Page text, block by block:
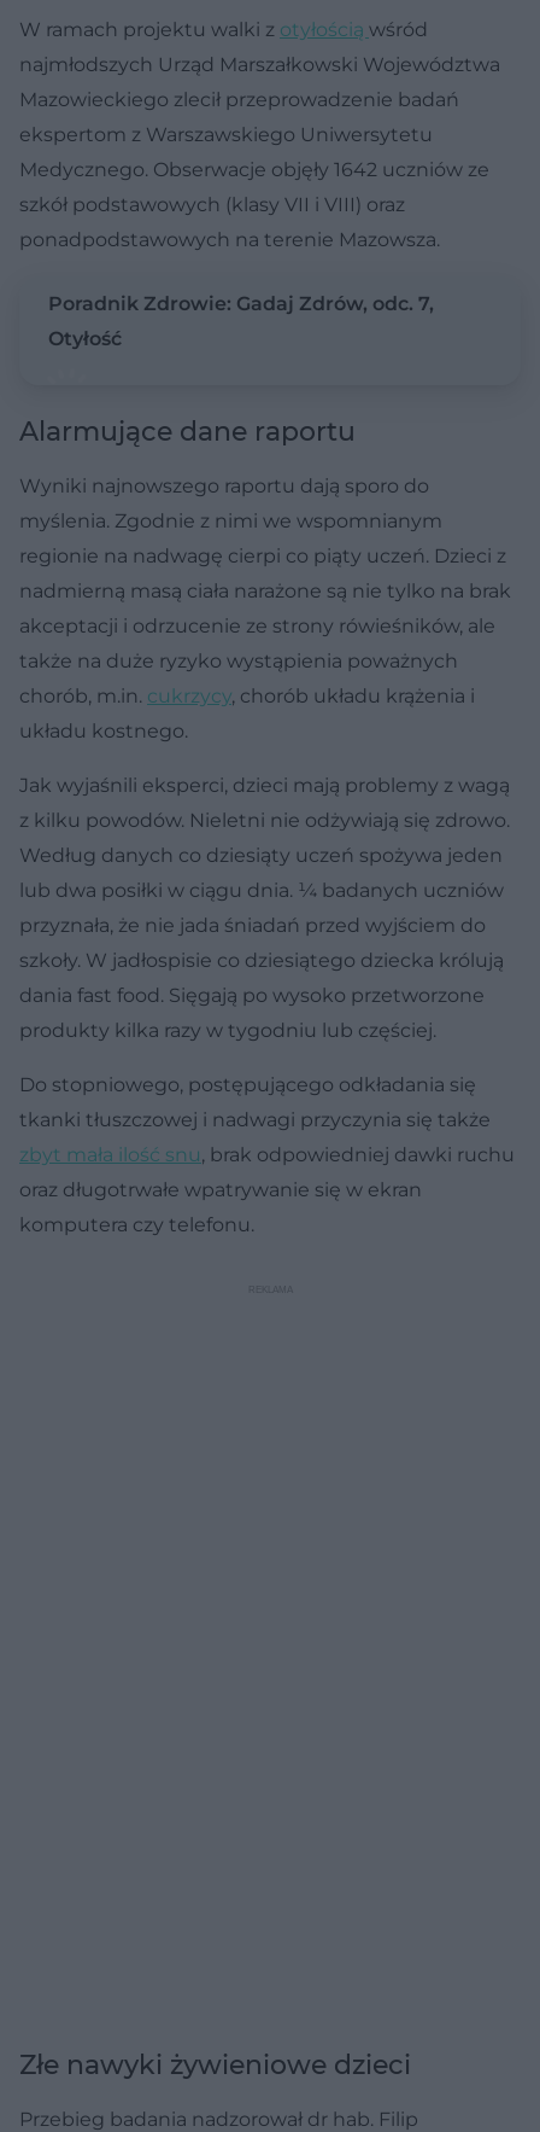
W ramach projektu walki z otyłością wśród
najmłodszych Urząd Marszałkowski Województwa
Mazowieckiego zlecił przeprowadzenie badań
ekspertom z Warszawskiego Uniwersytetu
Medycznego. Obserwacje objęły 1642 uczniów ze
szkół podstawowych (klasy VII i VIII) oraz
ponadpodstawowych na terenie Mazowsza.
Poradnik Zdrowie: Gadaj Zdrów, odc. 7,
Otyłość
Alarmujące dane raportu
Wyniki najnowszego raportu dają sporo do
myślenia. Zgodnie z nimi we wspomnianym
regionie na nadwagę cierpi co piąty uczeń. Dzieci z
nadmierną masą ciała narażone są nie tylko na brak
akceptacji i odrzucenie ze strony rówieśników, ale
także na duże ryzyko wystąpienia poważnych
chorób, m.in. cukrzycy, chorób układu krążenia i
układu kostnego.
Jak wyjaśnili eksperci, dzieci mają problemy z wagą
z kilku powodów. Nieletni nie odżywiają się zdrowo.
Według danych co dziesiąty uczeń spożywa jeden
lub dwa posiłki w ciągu dnia. ¼ badanych uczniów
przyznała, że nie jada śniadań przed wyjściem do
szkoły. W jadłospisie co dziesiątego dziecka królują
dania fast food. Sięgają po wysoko przetworzone
produkty kilka razy w tygodniu lub częściej.
Do stopniowego, postępującego odkładania się
tkanki tłuszczowej i nadwagi przyczynia się także
zbyt mała ilość snu, brak odpowiedniej dawki ruchu
oraz długotrwałe wpatrywanie się w ekran
komputera czy telefonu.
Złe nawyki żywieniowe dzieci
Przebieg badania nadzorował dr hab. Filip